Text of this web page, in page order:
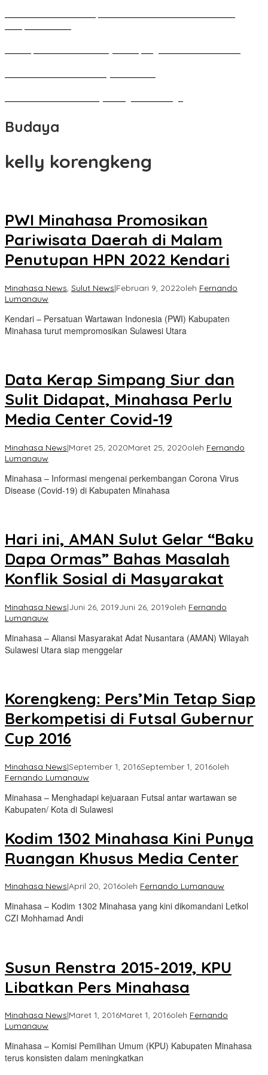
Budaya
kelly korengkeng
PWI Minahasa Promosikan
Pariwisata Daerah di Malam
Penutupan HPN 2022 Kendari
Minahasa News Sulut News|Februari 9, 2022oleh Fernando
Lumanauw
Kendari – Persatuan Wartawan Indonesia (PWI) Kabupaten
Minahasa turut mempromosikan Sulawesi Utara
Data Kerap Simpang Siur dan
Sulit Didapat, Minahasa Perlu
Media Center Covid-19
Minahasa News|Maret 25, 2020Maret 25, 2020oleh Fernando
Lumanauw
Minahasa – Informasi mengenai perkembangan Corona Virus
Disease (Covid-19) di Kabupaten Minahasa
Hari ini, AMAN Sulut Gelar “Baku
Dapa Ormas” Bahas Masalah
Konflik Sosial di Masyarakat
Minahasa News|Juni 26, 2019Juni 26, 2019oleh Fernando
Lumanauw
Minahasa – Aliansi Masyarakat Adat Nusantara (AMAN) Wilayah
Sulawesi Utara siap menggelar
Korengkeng: Pers’Min Tetap Siap
Berkompetisi di Futsal Gubernur
Cup 2016
Minahasa News|September 1, 2016September 1, 2016oleh
Fernando Lumanauw
Minahasa – Menghadapi kejuaraan Futsal antar wartawan se
Kabupaten/ Kota di Sulawesi
Kodim 1302 Minahasa Kini Punya
Ruangan Khusus Media Center
Minahasa News|April 20, 2016oleh Fernando Lumanauw
Minahasa – Kodim 1302 Minahasa yang kini dikomandani Letkol
CZI Mohhamad Andi
Susun Renstra 2015-2019, KPU
Libatkan Pers Minahasa
Minahasa News|Maret 1, 2016Maret 1, 2016oleh Fernando
Lumanauw
Minahasa – Komisi Pemilihan Umum (KPU) Kabupaten Minahasa
terus konsisten dalam meningkatkan